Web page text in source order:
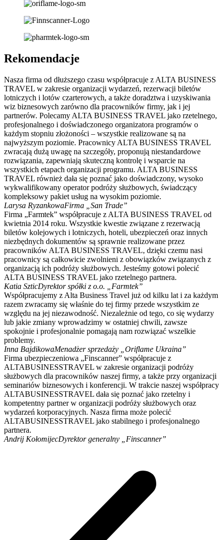
Rekomendacje
Nasza firma od dłuższego czasu współpracuje z ALTA BUSINESS
TRAVEL w zakresie organizacji wydarzeń, rezerwacji biletów
lotniczych i lotów czarterowych, a także doradztwa i uzyskiwania
wiz biznesowych zarówno dla pracowników firmy, jak i jej
partnerów. Polecamy ALTA BUSINESS TRAVEL jako rzetelnego,
profesjonalnego i doświadczonego organizatora programów o
każdym stopniu złożoności – wszystkie realizowane są na
najwyższym poziomie. Pracownicy ALTA BUSINESS TRAVEL
zwracają dużą uwagę na szczegóły, proponują niestandardowe
rozwiązania, zapewniają skuteczną kontrolę i wsparcie na
wszystkich etapach organizacji programu. ALTA BUSINESS
TRAVEL również dała się poznać jako doświadczony, wysoko
wykwalifikowany operator podróży służbowych, świadczący
kompleksowy pakiet usług na wysokim poziomie.
Larysa RyzankowaFirma „San Trade”
Firma „Farmtek” współpracuje z ALTA BUSINESS TRAVEL od
kwietnia 2014 roku. Wszystkie kwestie związane z rezerwacją
biletów kolejowych i lotniczych, hoteli, ubezpieczeń oraz innych
niezbędnych dokumentów są sprawnie realizowane przez
pracowników ALTA BUSINESS TRAVEL, dzięki czemu nasi
pracownicy są całkowicie zwolnieni z obowiązków związanych z
organizacją ich podróży służbowych. Jesteśmy gotowi polecić
ALTA BUSINESS TRAVEL jako rzetelnego partnera.
Katia SzticDyrektor spółki z o.o. „Farmtek”
Współpracujemy z Alta Business Travel już od kilku lat i za każdym
razem zwracamy się właśnie do tej firmy przede wszystkim ze
względu na jej niezawodność. Niezależnie od tego, co się wydarzy
lub jakie zmiany wprowadzimy w ostatniej chwili, zawsze
spokojnie i profesjonalnie pomagają nam rozwiązać wszelkie
problemy.
Inna BajdikowaMenadżer sprzedaży „Oriflame Ukraina”
Firma ubezpieczeniowa „Finscanner” współpracuje z
ALTABUSINESSTRAVEL w zakresie organizacji podróży
służbowych dla pracowników naszej firmy, a także przy organizacji
seminariów biznesowych i konferencji. W trakcie naszej współpracy
ALTABUSINESSTRAVEL dała się poznać jako rzetelny i
kompetentny partner w organizacji podróży służbowych oraz
wydarzeń korporacyjnych. Nasza firma może polecić
ALTABUSINESSTRAVEL jako stabilnego i profesjonalnego
partnera.
Andrij KołomijecDyrektor generalny „Finscanner”